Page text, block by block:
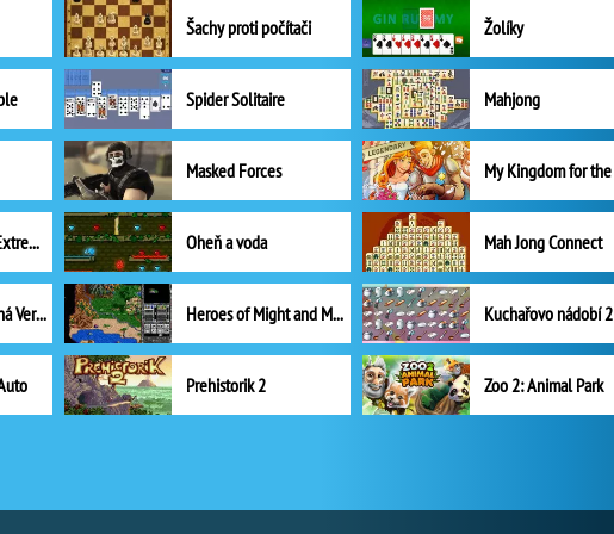
Šachy proti počítači Žolíky
Spider Solitaire Mahjong
Masked Forces
Bubble Shooter Extreme Oheň a voda Mah Jong Connect
Farm Frenzy 2 Plná Verze Heroes of Might and Magic II Kuchařovo nádobí 2
Prehistorik 2 Zoo 2: Animal Park